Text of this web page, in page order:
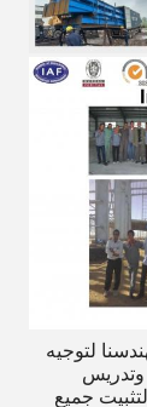
لتوجيه
وتدريس
جميع